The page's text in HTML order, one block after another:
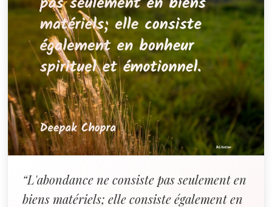
“L'abondance ne consiste pas seulement en
biens matériels; elle consiste également en